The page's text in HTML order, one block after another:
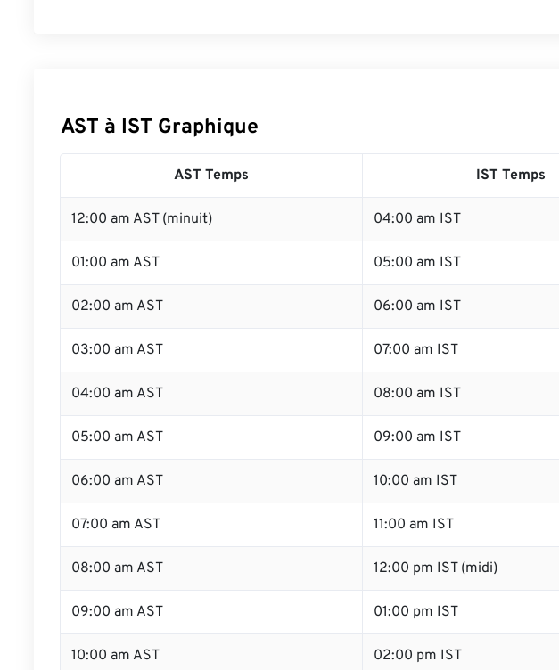
AST à IST Graphique
AST Temps IST Temps
12:00 am AST (minuit) 04:00 am IST
01:00 am AST 05:00 am IST
02:00 am AST 06:00 am IST
03:00 am AST 07:00 am IST
04:00 am AST 08:00 am IST
05:00 am AST 09:00 am IST
06:00 am AST 10:00 am IST
07:00 am AST 11:00 am IST
08:00 am AST 12:00 pm IST (midi)
09:00 am AST 01:00 pm IST
10:00 am AST 02:00 pm IST